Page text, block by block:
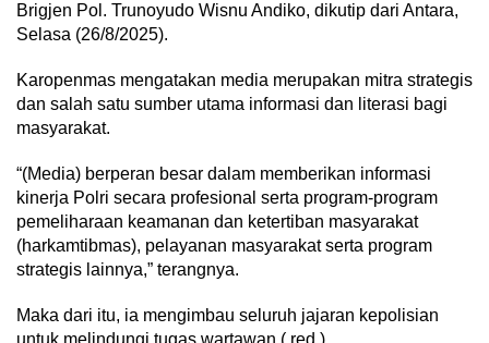
Brigjen Pol. Trunoyudo Wisnu Andiko, dikutip dari Antara,
Selasa (26/8/2025).
Karopenmas mengatakan media merupakan mitra strategis
dan salah satu sumber utama informasi dan literasi bagi
masyarakat.
“(Media) berperan besar dalam memberikan informasi
kinerja Polri secara profesional serta program-program
pemeliharaan keamanan dan ketertiban masyarakat
(harkamtibmas), pelayanan masyarakat serta program
strategis lainnya,” terangnya.
Maka dari itu, ia mengimbau seluruh jajaran kepolisian